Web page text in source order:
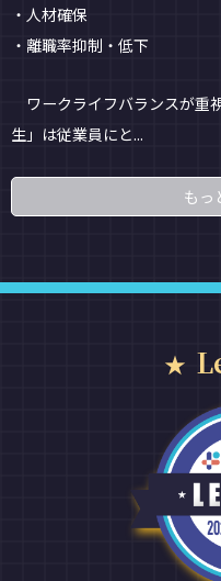
・人材確保
・離職率抑制・低下
ワークライフバランスが重
生」は従業員にと...
もっ